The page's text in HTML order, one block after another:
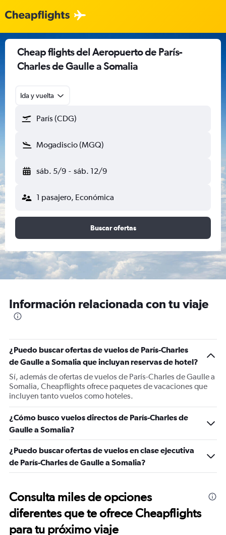
Cheap flights del Aeropuerto de París-
Charles de Gaulle a Somalia
Ida y vuelta
París (CDG)
Mogadiscio (MGQ)
sáb. 5/9 - sáb. 12/9
1 pasajero, Económica
Buscar ofertas
Información relacionada con tu viaje
¿Puedo buscar ofertas de vuelos de París-Charles
de Gaulle a Somalia que incluyan reservas de hotel?
Sí, además de ofertas de vuelos de París-Charles de Gaulle a
Somalia, Cheapflights ofrece paquetes de vacaciones que
incluyen tanto vuelos como hoteles.
¿Cómo busco vuelos directos de París-Charles de
Gaulle a Somalia?
¿Puedo buscar ofertas de vuelos en clase ejecutiva
de París-Charles de Gaulle a Somalia?
Consulta miles de opciones
diferentes que te ofrece Cheapflights
para tu próximo viaje